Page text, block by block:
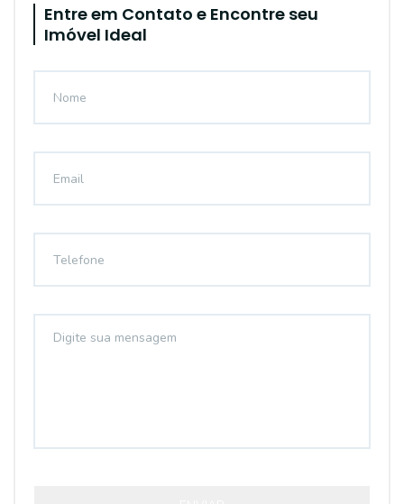
Entre em Contato e Encontre seu
Imóvel Ideal